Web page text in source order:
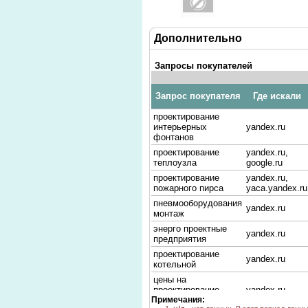
Дополнительно
Запросы покупателей
Запрос покупателя
Где искали
проектирование
интерьерных
фонтанов
yandex.ru
проектирование
теплоузла
yandex.ru,
google.ru
проектирование
пожарного пирса
yandex.ru,
yaca.yandex.ru
пневмооборудования
монтаж
yandex.ru
энерго проектные
предприятия
yandex.ru
проектирование
котельной
yandex.ru
цены на
проектирование
котельных
yandex.ru
Примечания: